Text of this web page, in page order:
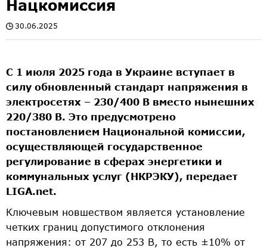
Нацкомиссия
30.06.2025
С 1 июля 2025 года в Украине вступает в
силу обновленный стандарт напряжения в
электросетях – 230/400 В вместо нынешних
220/380 В. Это предусмотрено
постановлением Национальной комиссии,
осуществляющей государственное
регулирование в сферах энергетики и
коммунальных услуг (НКРЭКУ), передает
LIGA.net.
Ключевым новшеством является установление
четких границ допустимого отклонения
напряжения: от 207 до 253 В, то есть ±10% от